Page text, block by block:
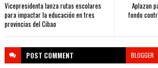
Aplazan
fondo
Vicepresidenta lanza rutas escolares
para impactar la educación en tres
provincias del Cibao
POST COMMENT BLOGGER